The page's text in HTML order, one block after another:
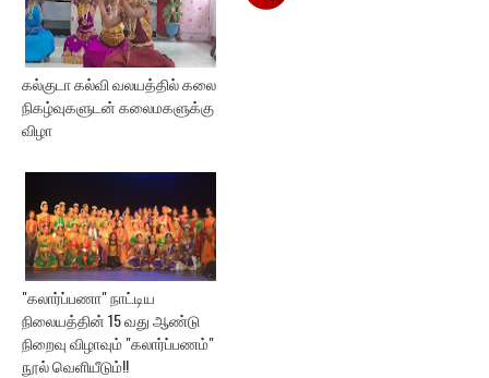
கல்குடா கல்வி வலயத்தில் கலை
நிகழ்வுகளுடன் கலைமகளுக்கு
விழா
"கலார்ப்பணா" நாட்டிய
நிலையத்தின் 15 வது ஆண்டு
நிறைவு விழாவும் "கலார்ப்பணம்"
நூல் வெளியீடும்!!